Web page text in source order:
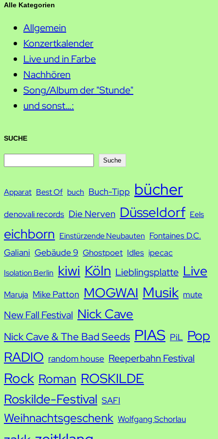
Alle Kategorien
Allgemein
Konzertkalender
Live und in Farbe
Nachhören
Song/Album der "Stunde"
und sonst…:
SUCHE
c
Suche
Apparat Best Of buch Buch-Tipp bücher
denovali records Die Nerven Düsseldorf Eels
eichborn Einstürzende Neubauten Fontaines D.C.
Galiani Gebäude 9 Ghostpoet Idles ipecac
Isolation Berlin kiwi Köln Lieblingsplatte Live
Maruja Mike Patton MOGWAI Musik mute
New Fall Festival Nick Cave
Nick Cave & The Bad Seeds PIAS PiL Pop
RADIO random house Reeperbahn Festival
Rock Roman ROSKILDE
Roskilde-Festival SAFI
Weihnachtsgeschenk Wolfgang Schorlau